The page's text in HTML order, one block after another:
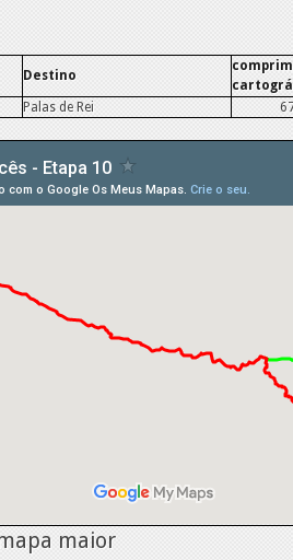
Destino
Palas de Rei
maior